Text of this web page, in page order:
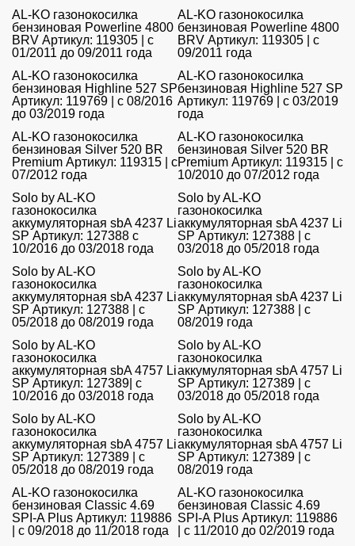
AL-KO газонокосилка
бензиновая Powerline 4800
BRV Артикул: 119305 | с
01/2011 до 09/2011 года
AL-KO газонокосилка
бензиновая Powerline 4800
BRV Артикул: 119305 | с
09/2011 года
AL-KO газонокосилка
бензиновая Highline 527 SP
Артикул: 119769 | с 08/2016
до 03/2019 года
AL-KO газонокосилка
бензиновая Highline 527 SP
Артикул: 119769 | с 03/2019
года
AL-KO газонокосилка
бензиновая Silver 520 BR
Premium Артикул: 119315 | с
07/2012 года
AL-KO газонокосилка
бензиновая Silver 520 BR
Premium Артикул: 119315 | с
10/2010 до 07/2012 года
Solo by AL-KO
газонокосилка
аккумуляторная sbA 4237 Li
SP Артикул: 127388 с
10/2016 до 03/2018 года
Solo by AL-KO
газонокосилка
аккумуляторная sbA 4237 Li
SP Артикул: 127388 | с
03/2018 до 05/2018 года
Solo by AL-KO
газонокосилка
аккумуляторная sbA 4237 Li
SP Артикул: 127388 | с
05/2018 до 08/2019 года
Solo by AL-KO
газонокосилка
аккумуляторная sbA 4237 Li
SP Артикул: 127388 | с
08/2019 года
Solo by AL-KO
газонокосилка
аккумуляторная sbA 4757 Li
SP Артикул: 127389| с
10/2016 до 03/2018 года
Solo by AL-KO
газонокосилка
аккумуляторная sbA 4757 Li
SP Артикул: 127389 | с
03/2018 до 05/2018 года
Solo by AL-KO
газонокосилка
аккумуляторная sbA 4757 Li
SP Артикул: 127389 | с
05/2018 до 08/2019 года
Solo by AL-KO
газонокосилка
аккумуляторная sbA 4757 Li
SP Артикул: 127389 | с
08/2019 года
AL-KO газонокосилка
бензиновая Classic 4.69
SPI-A Plus Артикул: 119886
| с 09/2018 до 11/2018 года
AL-KO газонокосилка
бензиновая Classic 4.69
SPI-A Plus Артикул: 119886
| с 11/2010 до 02/2019 года